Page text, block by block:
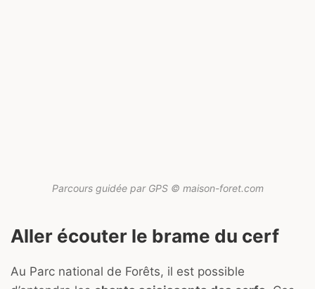
Parcours guidée par GPS © maison-foret.com
Aller écouter le brame du cerf
Au Parc national de Forêts, il est possible